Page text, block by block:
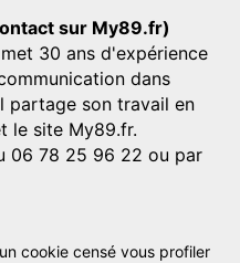
sur My89.fr)
30 ans d'expérience
dans
partage son travail en
le site My89.fr.
06 78 25 96 22 ou par
cookie censé vous profiler